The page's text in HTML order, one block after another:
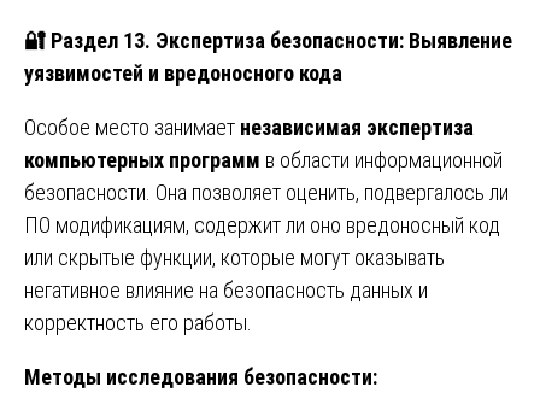
🔐 Раздел 13. Экспертиза безопасности: Выявление
уязвимостей и вредоносного кода
Особое место занимает независимая экспертиза
компьютерных программ в области информационной
безопасности. Она позволяет оценить, подвергалось ли
ПО модификациям, содержит ли оно вредоносный код
или скрытые функции, которые могут оказывать
негативное влияние на безопасность данных и
корректность его работы.
Методы исследования безопасности: